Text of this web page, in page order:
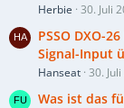
Herbie 30. Juli
PSSO DXO-
Signal-Input
Hanseat 30.
Was ist das